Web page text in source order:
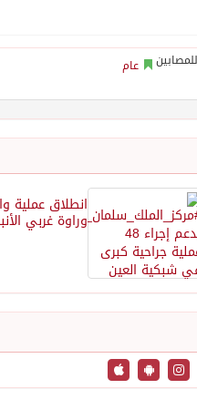
عام
انطلاق عملية
وراوة غربي